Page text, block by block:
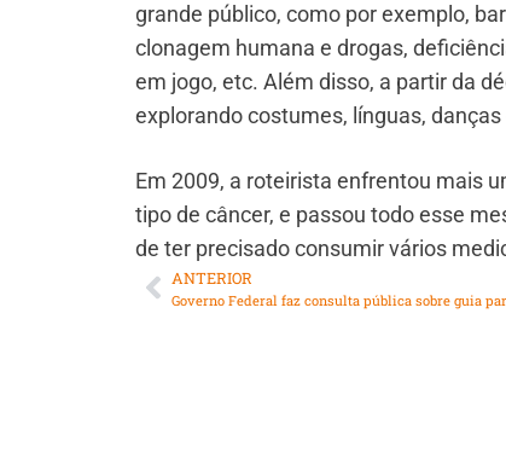
grande público, como por exemplo,
clonagem humana e drogas,
em jogo, etc. Além disso, a partir da
explorando costumes, línguas,
Em 2009, a roteirista enfrentou mais
tipo de câncer, e passou todo esse
de ter precisado consumir vários
ANTERIOR